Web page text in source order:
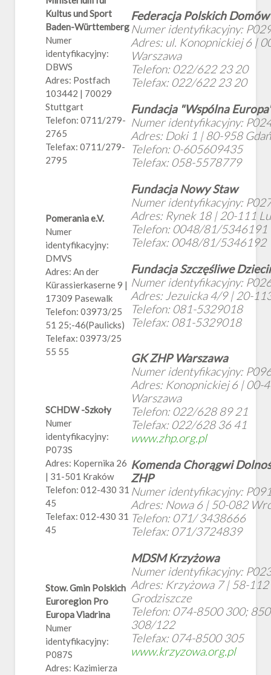
Kultus und Sport
Baden-Württemberg
Numer
identyfikacyjny:
DBWS
Adres: Postfach
103442 | 70029
Stuttgart
Telefon: 0711/279-
2765
Telefax: 0711/279-
2795
Pomerania e.V.
Numer
identyfikacyjny:
DMVS
Adres: An der
Kürassierkaserne 9 |
17309 Pasewalk
Telefon: 03973/25
51 25;-46(Paulicks)
Telefax: 03973/25
55 55
SCHDW -Szkoły
Numer
identyfikacyjny:
P073S
Adres: Kopernika 26
| 31-501 Kraków
Telefon: 012-430 31
45
Telefax: 012-430 31
45
Stow. Gmin Polskich
Euroregion Pro
Europa Viadrina
Numer
identyfikacyjny:
P087S
Adres: Kazimierza
Federacja Polskich
Numer identyfikacyjny:
Adres: ul. Konopnickiej 6 |
Warszawa
Telefon: 022/622 23 20
Telefax: 022/622 23 20
Fundacja "Wspólna
Numer identyfikacyjny:
Adres: Doki 1 | 80-958
Telefon: 0-605609435
Telefax: 058-5578779
Fundacja Nowy Staw
Numer identyfikacyjny:
Adres: Rynek 18 | 20-111
Telefon: 0048/81/5346191
Telefax: 0048/81/5346192
Fundacja Szczęśliwe
Numer identyfikacyjny:
Adres: Jezuicka 4/9 | 20-
Telefon: 081-5329018
Telefax: 081-5329018
GK ZHP Warszawa
Numer identyfikacyjny:
Adres: Konopnickiej 6 | 00-
Warszawa
Telefon: 022/628 89 21
Telefax: 022/628 36 41
www.zhp.org.pl
Komenda Chorągwi
ZHP
Numer identyfikacyjny:
Adres: Nowa 6 | 50-082
Telefon: 071/ 3438666
Telefax: 071/3724839
MDSM Krzyżowa
Numer identyfikacyjny:
Adres: Krzyżowa 7 | 58-112
Grodziszcze
Telefon: 074-8500 300;
308/122
Telefax: 074-8500 305
www.krzyzowa.org.pl